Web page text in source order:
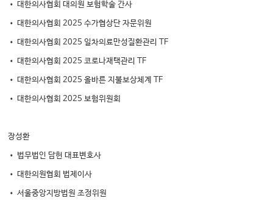
• 대한의사협회 대의원 보험학술 간사
• 대한의사협회 2025 수가협상단 자문위원
• 대한의사협회 2025 일차의료만성질환관리 TF
• 대한의사협회 2025 코로나재택관리 TF
• 대한의사협회 2025 올바른 지불보상체계 TF
• 대한의사협회 2025 보험위원회
장성환
• 법무법인 담헌 대표변호사
• 대한의원협회 법제이사
• 서울중앙지방법원 조정위원